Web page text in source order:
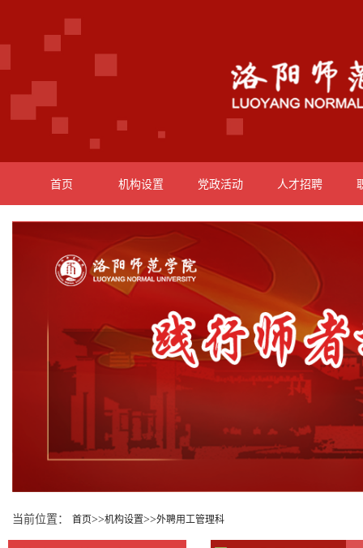
首页 机构设置 党政活动 人才招聘
当前位置： 首页>>机构设置>>外聘用工管理科